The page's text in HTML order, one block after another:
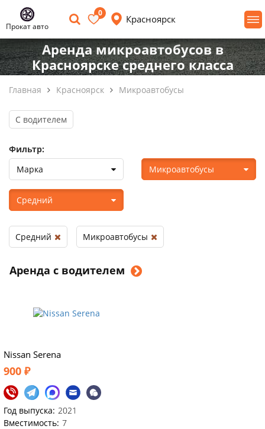
Прокат авто
0
Красноярск
Аренда микроавтобусов в
Красноярске среднего класса
Главная Красноярск Микроавтобусы
Аренда с водителем
Nissan Serena
900 ₽
Год выпуска: 2021
Вместимость: 7
С водителем
Фильтр:
Марка
Микроавтобусы
Средний
Средний Микроавтобусы